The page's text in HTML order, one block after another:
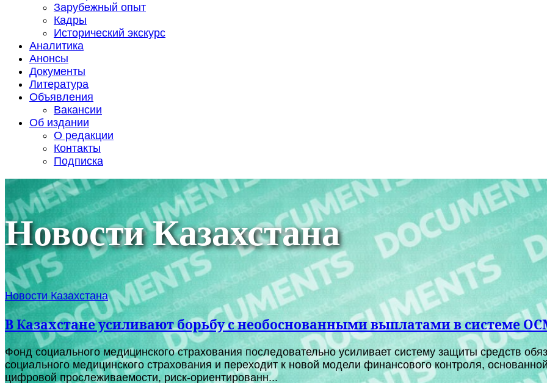
Зарубежный опыт
Кадры
Исторический экскурс
Аналитика
Анонсы
Документы
Литература
Объявления
Вакансии
Об издании
О редакции
Контакты
Подписка
Новости Казахстана
Новости Казахстана
В Казахстане усиливают борьбу с необоснованными выплатами в системе
Фонд социального медицинского страхования последовательно усиливает систему защиты средств
социального медицинского страхования и переходит к новой модели финансового контроля,
цифровой прослеживаемости, риск-ориентированн...